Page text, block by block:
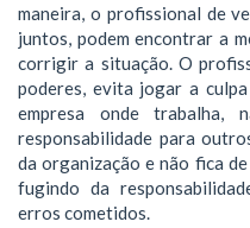
maneira, o profissional de
juntos, podem encontrar a
corrigir a situação. O
poderes, evita jogar a
empresa onde trabalha,
responsabilidade para
da organização e não fica
fugindo da
erros cometidos.